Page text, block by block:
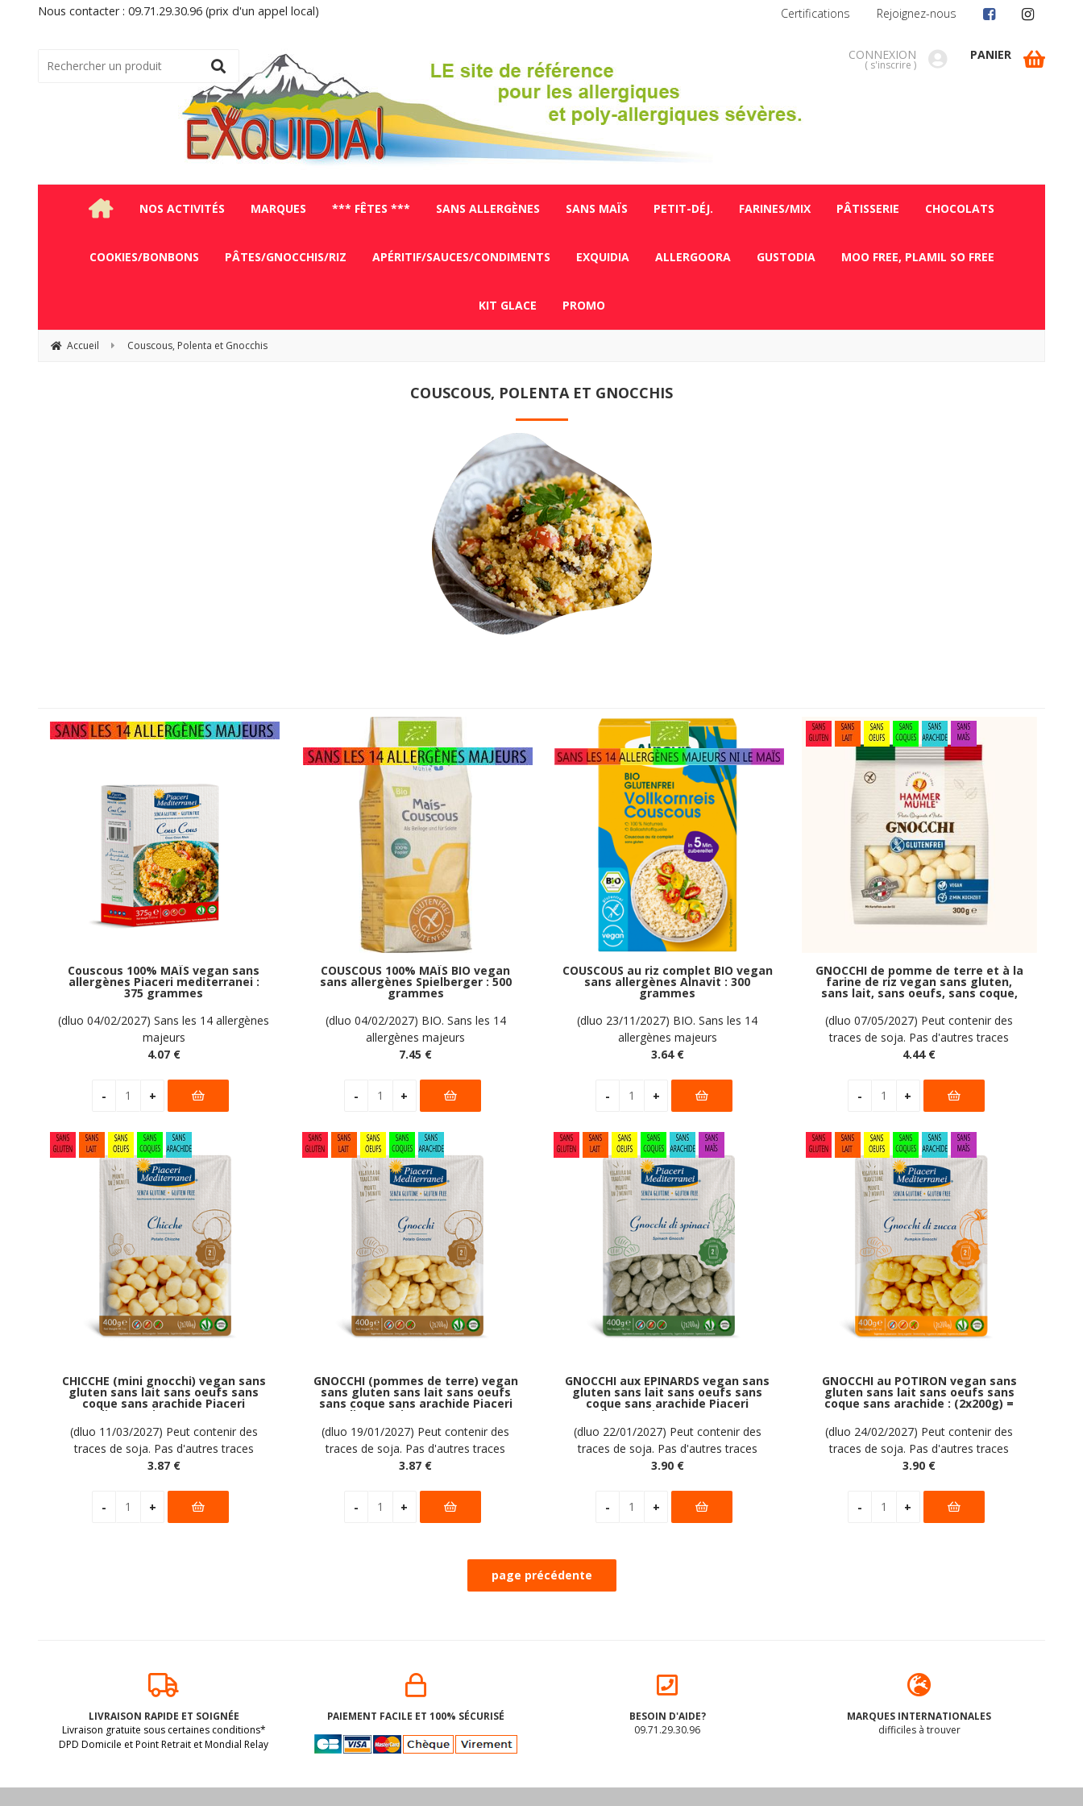
Nous contacter : 09.71.29.30.96 (prix d'un appel local)
CONNEXION
( s'inscrire )
PANIER
NOS ACTIVITÉS MARQUES *** FÊTES *** SANS ALLERGÈNES SANS MAÏS PETIT-DÉJ. FARINES/MIX PÂTISSERIE CHOCOLATS
COOKIES/BONBONS PÂTES/GNOCCHIS/RIZ APÉRITIF/SAUCES/CONDIMENTS EXQUIDIA ALLERGOORA GUSTODIA MOO FREE, PLAMIL SO FREE
KIT GLACE PROMO
Accueil Couscous, Polenta et Gnocchis
COUSCOUS, POLENTA ET GNOCCHIS
Couscous 100% MAÏS vegan sans
allergènes Piaceri mediterranei :
375 grammes
(dluo 04/02/2027) Sans les 14 allergènes
majeurs
4.07 €
COUSCOUS 100% MAÏS BIO vegan
sans allergènes Spielberger : 500
grammes
(dluo 04/02/2027) BIO. Sans les 14
allergènes majeurs
7.45 €
COUSCOUS au riz complet BIO vegan
sans allergènes Alnavit : 300
grammes
(dluo 23/11/2027) BIO. Sans les 14
allergènes majeurs
3.64 €
GNOCCHI de pomme de terre et à la
farine de riz vegan sans gluten,
sans lait, sans oeufs, sans coque,
sans arachide Hammermülhe : 300g
(dluo 07/05/2027) Peut contenir des
traces de soja. Pas d'autres traces
déclarées par le fabricant
4.44 €
CHICCHE (mini gnocchi) vegan sans
gluten sans lait sans oeufs sans
coque sans arachide Piaceri
Mediterranei : (2x200g) = 400
grammes
(dluo 11/03/2027) Peut contenir des
traces de soja. Pas d'autres traces
déclarées par le fabricant
3.87 €
GNOCCHI (pommes de terre) vegan
sans gluten sans lait sans oeufs
sans coque sans arachide Piaceri
Mediterranei : (2x200g) = 400g
(dluo 19/01/2027) Peut contenir des
traces de soja. Pas d'autres traces
déclarées par le fabricant
3.87 €
GNOCCHI aux EPINARDS vegan sans
gluten sans lait sans oeufs sans
coque sans arachide Piaceri
Mediterranei : (2x200g) = 400g
(dluo 22/01/2027) Peut contenir des
traces de soja. Pas d'autres traces
déclarées par le fabricant
3.90 €
GNOCCHI au POTIRON vegan sans
gluten sans lait sans oeufs sans
coque sans arachide : (2x200g) =
(dluo 24/02/2027) Peut contenir des
traces de soja. Pas d'autres traces
déclarées par le fabricant
3.90 €
Certifications Rejoignez-nous
LIVRAISON RAPIDE ET SOIGNÉE
Livraison gratuite sous certaines conditions*
DPD Domicile et Point Retrait et Mondial Relay
PAIEMENT FACILE ET 100% SÉCURISÉ BESOIN D'AIDE?
09.71.29.30.96
MARQUES INTERNATIONALES
difficiles à trouver